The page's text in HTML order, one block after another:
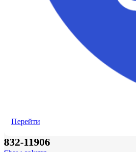
Перейти
832-11906